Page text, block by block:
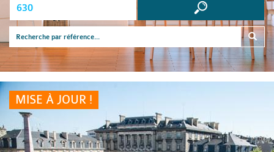
MISE À JOUR !